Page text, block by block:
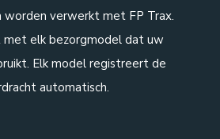
worden verwerkt met FP Trax.
met elk bezorgmodel dat uw
Elk model registreert de
automatisch.